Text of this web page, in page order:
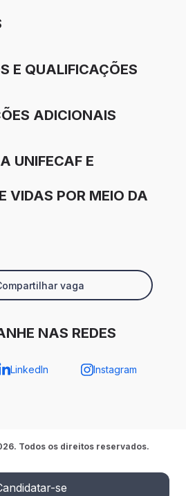
E QUALIFICAÇÕES
ADICIONAIS
UNIFECAF E
VIDAS POR MEIO DA
vaga
NAS REDES
LinkedIn Instagram
se
Todos os direitos reservados.